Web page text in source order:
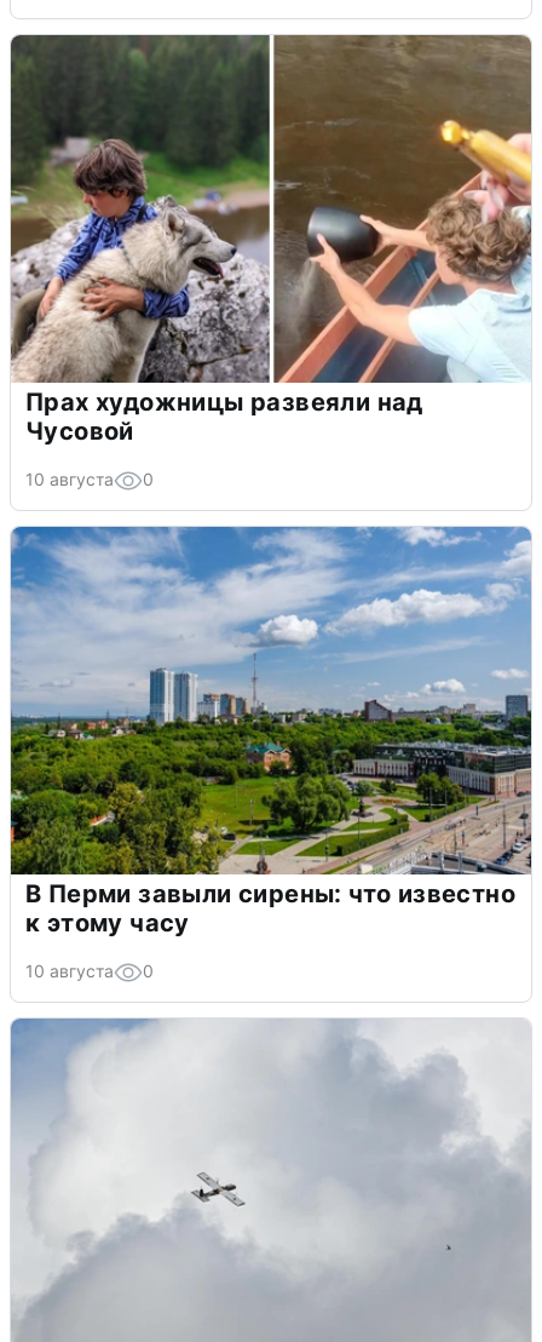
Прах художницы развеяли над
Чусовой
10 августа 0
В Перми завыли сирены: что известно
к этому часу
10 августа 0